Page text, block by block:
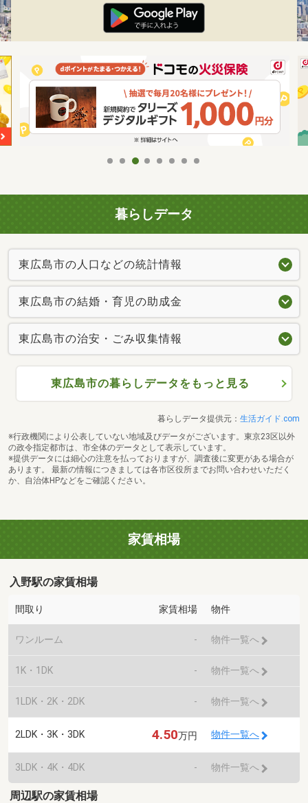
暮らしデータ
東広島市の人口などの統計情報
東広島市の結婚・育児の助成金
東広島市の治安・ごみ収集情報
東広島市の暮らしデータをもっと見る
暮らしデータ提供元： 生活ガイド.com
※行政機関により公表していない地域及びデータがございます。東京23区以外
の政令指定都市は、市全体のデータとして表示しています。
※提供データには細心の注意を払っておりますが、調査後に変更がある場合が
あります。 最新の情報につきましては各市区役所までお問い合わせいただく
か、自治体HPなどをご確認ください。
家賃相場
入野駅の家賃相場
間取り 家賃相場 物件
ワンルーム - 物件一覧へ
1K・1DK - 物件一覧へ
1LDK・2K・2DK - 物件一覧へ
2LDK・3K・3DK 4.50万円 物件一覧へ
3LDK・4K・4DK - 物件一覧へ
周辺駅の家賃相場